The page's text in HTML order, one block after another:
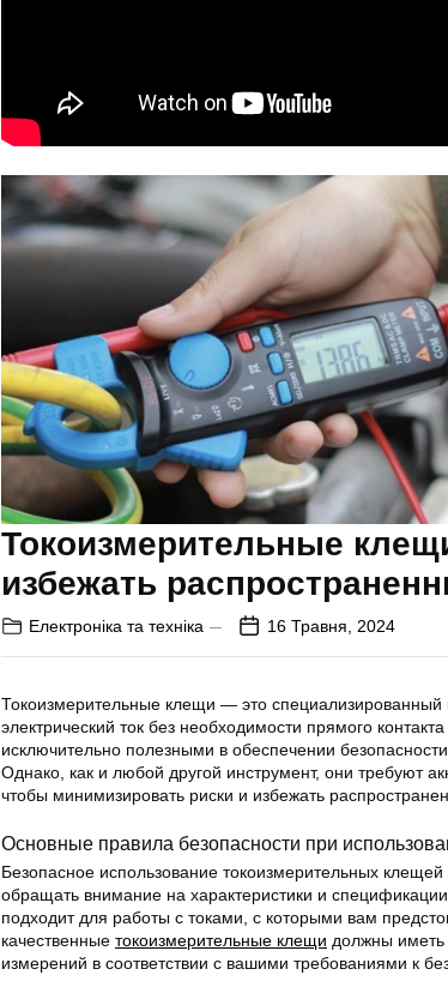
Токоизмерительные
избежать
Електроніка та техніка 16 Травня, 2024
Токоизмерительные клещи — это специализированный
электрический ток без необходимости прямого
исключительно полезными в обеспечении
Однако, как и любой другой инструмент, они требуют
чтобы минимизировать риски и избежать
Основные правила безопасности при
Безопасное использование токоизмерительных
обращать внимание на характеристики и
подходит для работы с токами, с которыми вам
качественные токоизмерительные клещи должны
измерений в соответствии с вашими требованиями к